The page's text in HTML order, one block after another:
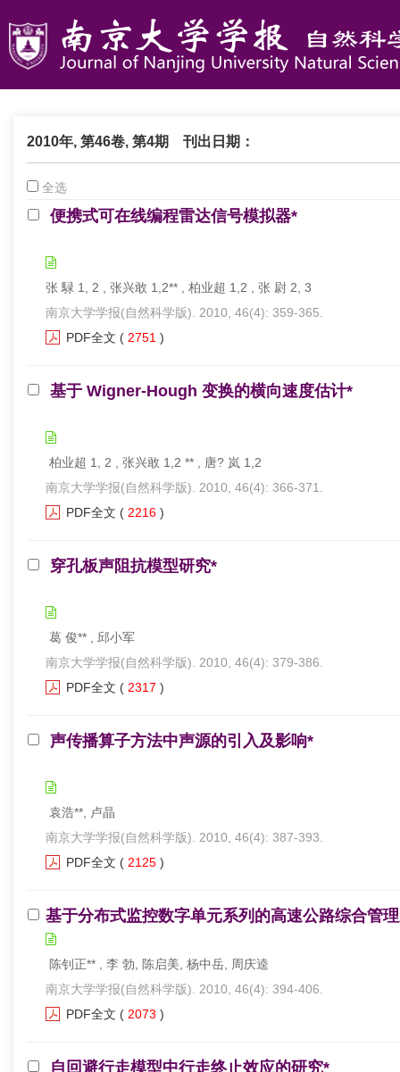
2010年, 第46卷, 第4期 刊出日期：
全选
便携式可在线编程雷达信号模拟器*
张 騄 1, 2 , 张兴敢 1,2** , 柏业超 1,2 , 张 尉 2, 3
南京大学学报(自然科学版). 2010, 46(4): 359-365.
PDF全文 ( 2751 )
基于 Wigner-Hough 变换的横向速度估计*
柏业超 1, 2 , 张兴敢 1,2 ** , 唐? 岚 1,2
南京大学学报(自然科学版). 2010, 46(4): 366-371.
PDF全文 ( 2216 )
穿孔板声阻抗模型研究*
葛 俊** , 邱小军
南京大学学报(自然科学版). 2010, 46(4): 379-386.
PDF全文 ( 2317 )
声传播算子方法中声源的引入及影响*
袁浩**, 卢晶
南京大学学报(自然科学版). 2010, 46(4): 387-393.
PDF全文 ( 2125 )
基于分布式监控数字单元系列的高速公路综合管
陈钊正** , 李 勃, 陈启美, 杨中岳, 周庆逵
南京大学学报(自然科学版). 2010, 46(4): 394-406.
PDF全文 ( 2073 )
自回避行走模型中行走终止效应的研究*